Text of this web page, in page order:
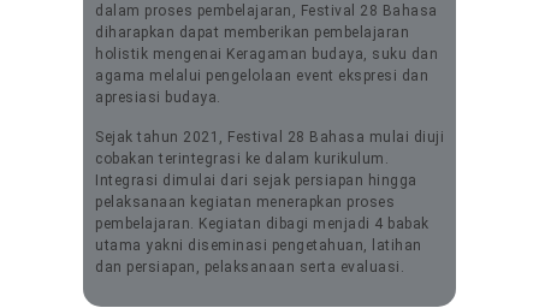
dalam proses pembelajaran, Festival 28 Bahasa
diharapkan dapat memberikan pembelajaran
holistik mengenai Keragaman budaya, suku dan
agama melalui pengelolaan event ekspresi dan
apresiasi budaya.
Sejak tahun 2021, Festival 28 Bahasa mulai diuji
cobakan terintegrasi ke dalam kurikulum.
Integrasi dimulai dari sejak persiapan hingga
pelaksanaan kegiatan menerapkan proses
pembelajaran. Kegiatan dibagi menjadi 4 babak
utama yakni diseminasi pengetahuan, latihan
dan persiapan, pelaksanaan serta evaluasi.